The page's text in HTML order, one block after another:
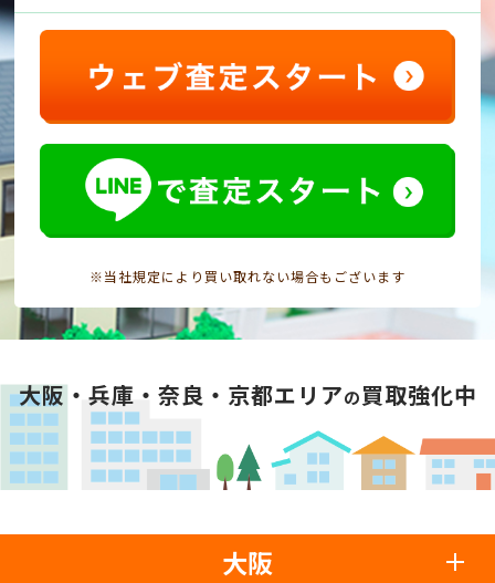
※当社規定により買い取れない場合もございます
大阪・兵庫・奈良・京都エリアの買取強化中
大阪